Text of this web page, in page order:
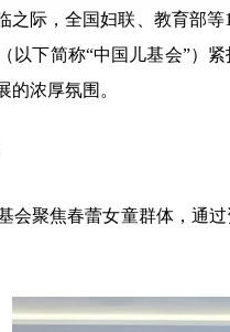
之际，全国妇联、教育部等
以下简称“中国儿基会”）
的浓厚氛围。
聚焦春蕾女童群体，通过